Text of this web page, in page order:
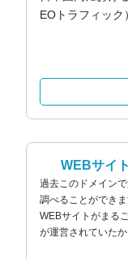
EOトラフィッ
WEBサイ
過去このドメイン
調べることができ
WEBサイトがまる
が運営されていた